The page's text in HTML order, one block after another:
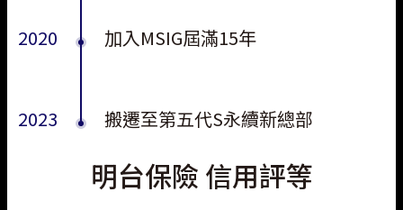
2020 加入MSIG屆滿15年
2023 搬遷至第五代S永續新總部
明台保險 信用評等